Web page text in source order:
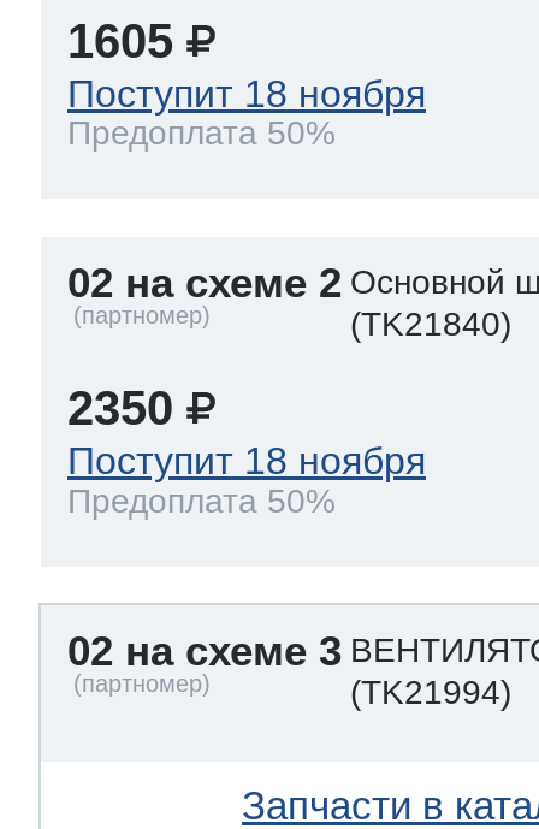
1605
Поступит 18 ноября
Предоплата 50%
02 на схеме 2 Основной
(TK21840)
2350
Поступит 18 ноября
Предоплата 50%
02 на схеме 3
(TK21994)
Запчасти в